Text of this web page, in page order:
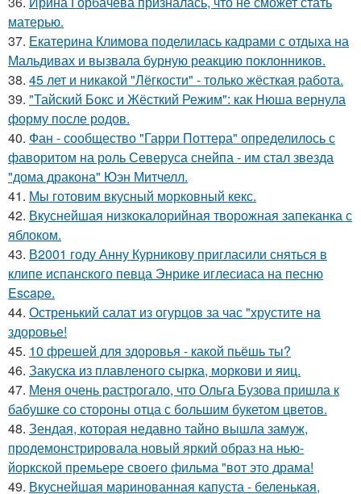
матерью.
37. Екатерина Климова поделилась кадрами с отдыха на
Мальдивах и вызвала бурную реакцию поклонников.
38. 45 лет и никакой "Лёгкости" - только жёсткая работа.
39. "Тайский Бокс и Жёсткий Режим": как Нюша вернула
форму после родов.
40. Фан - сообщество "Гарри Поттера" определилось с
фаворитом на роль Северуса снейпа - им стал звезда
"дома дракона" Юэн Митчелл.
41. Мы готовим вкусный морковный кекс.
42. Вкуснейшая низкокалорийная творожная запеканка с
яблоком.
43. В2001 году Анну Курникову пригласили сняться в
клипе испанского певца Энрике иглесиаса на песню
Escape.
44. Остренький салат из огурцов за час "хрустите нa
здоровье!
45. 10 фрешей для здоровья - какой пьёшь ты?
46. Закуска из плавленого сырка, моркови и яиц.
47. Меня очень растрогало, что Ольга Бузова пришла к
бабушке со стороны отца с большим букетом цветов.
48. Зендая, которая недавно тайно вышла замуж,
продемонстрировала новый яркий образ на нью-
йоркской премьере своего фильма "вот это драма!
49. Вкуснейшая маринованная капуста - беленькая,